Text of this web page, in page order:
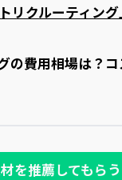
リクルーティン
の費用相場は？
を推薦してもら